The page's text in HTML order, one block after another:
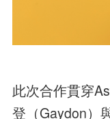
此次合作貫穿
登（Gaydon）